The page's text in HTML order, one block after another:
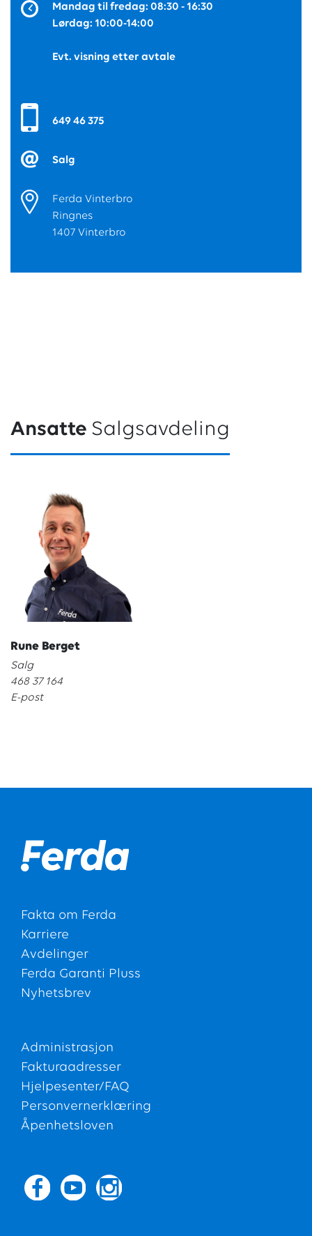
Mandag til fredag: 08:30 - 16:30
Lørdag: 10:00-14:00
Evt. visning etter avtale
649 46 375
Salg
Ferda Vinterbro
Ringnes
1407 Vinterbro
Ansatte Salgsavdeling
Rune Berget
Salg
468 37 164
E-post
Fakta om Ferda
Karriere
Avdelinger
Ferda Garanti Pluss
Nyhetsbrev
Administrasjon
Fakturaadresser
Hjelpesenter/FAQ
Personvernerklæring
Åpenhetsloven